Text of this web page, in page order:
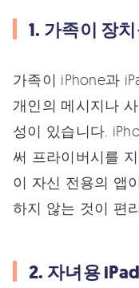
1. 가족이 장
가족이 iPhone과
개인의 메시지나
성이 있습니다.
써 프라이버시를
이 자신 전용의 앱
하지 않는 것이 편
2. 자녀용